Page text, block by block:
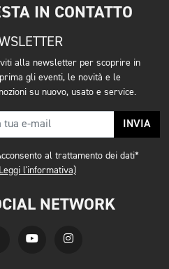
IN CONTATTO
alla newsletter per scoprire in
gli eventi, le novità e le
su nuovo, usato e service.
INVIA
al trattamento dei dati*
l'informativa)
NETWORK